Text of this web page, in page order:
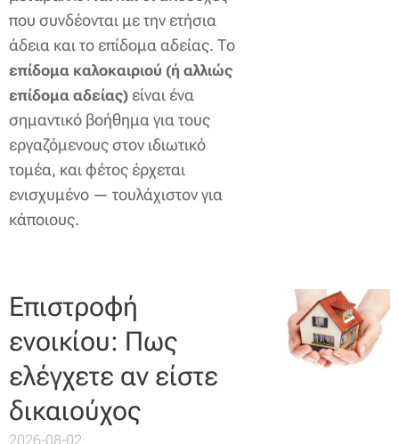
που συνδέονται με την ετήσια
άδεια και το επίδομα αδείας. Το
επίδομα καλοκαιριού (ή αλλιώς
επίδομα αδείας) είναι ένα
σημαντικό βοήθημα για τους
εργαζόμενους στον ιδιωτικό
τομέα, και φέτος έρχεται
ενισχυμένο — τουλάχιστον για
κάποιους.
Επιστροφή
ενοικίου: Πως
ελέγχετε αν είστε
δικαιούχος
2026-08-02